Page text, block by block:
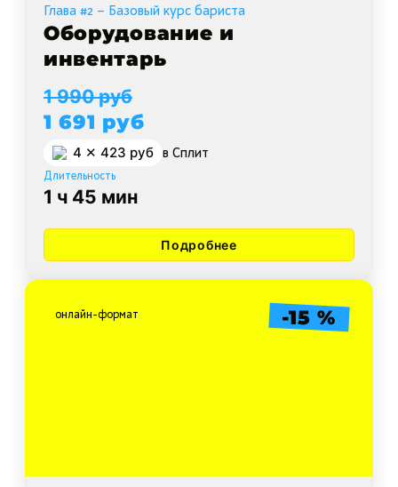
Глава #2 – Базовый курс бариста
Оборудование и
инвентарь
1 990 руб
1 691 руб
4 ✕ 423 руб в Cплит
Длительность
1 ч 45 мин
Подробнее
онлайн-формат -15 %